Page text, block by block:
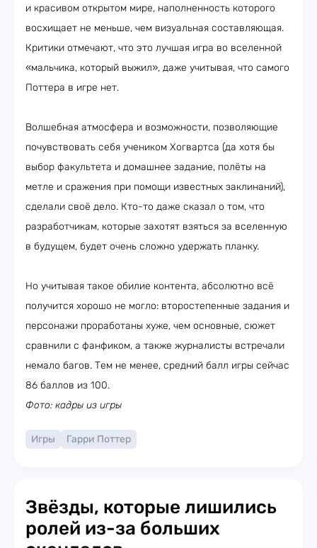
и красивом открытом мире, наполненность которого
восхищает не меньше, чем визуальная составляющая.
Критики отмечают, что это лучшая игра во вселенной
«мальчика, который выжил», даже учитывая, что самого
Поттера в игре нет.
Волшебная атмосфера и возможности, позволяющие
почувствовать себя учеником Хогвартса (да хотя бы
выбор факультета и домашнее задание, полёты на
метле и сражения при помощи известных заклинаний),
сделали своё дело. Кто-то даже сказал о том, что
разработчикам, которые захотят взяться за вселенную
в будущем, будет очень сложно удержать планку.
Но учитывая такое обилие контента, абсолютно всё
получится хорошо не могло: второстепенные задания и
персонажи проработаны хуже, чем основные, сюжет
сравнили с фанфиком, а также журналисты встречали
немало багов. Тем не менее, средний балл игры сейчас
86 баллов из 100.
Фото: кадры из игры
Игры Гарри Поттер
Звёзды, которые лишились
ролей из-за больших